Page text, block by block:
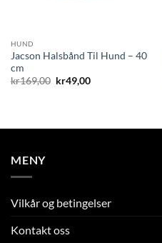
HUND
Jacson Halsbånd Til Hund – 40
cm
kr169,00 Opprinnelig
kr49,00Nåværende
MENY
Vilkår og betingelser
Kontakt oss